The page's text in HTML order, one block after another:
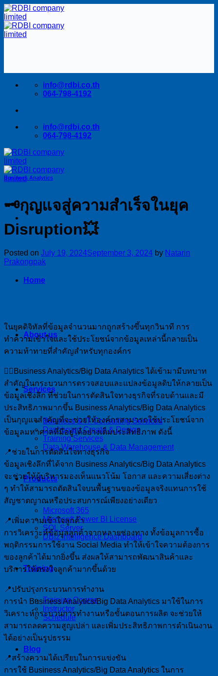
Skip
to
content
info@rdbi.co.th
064-798-4192
info@rdbi.co.th
064-798-4192
Home
About us
Services
Business & IT Consulting Services
Dashboard Create & Design
Training Services
Data Warehouse & Data Management
Products
Microsoft 365
Microsoft Power BI License
SQL Server
DBIz Intelligence Dashboard
Training
Training Course
Instructor
Schedule
Blog
Business Analytics
🗝️กุญแจสู่ความสำเร็จในยุค
Disruption💥
Posted on July 19, 2024September 3, 2024 by Natarin
Prakongpak
ในยุคดิจิทัลที่ข้อมูลจำนวนมากถูกสร้างขึ้นทุกวินาที การ
ทำความเข้าใจและใช้ประโยชน์จากข้อมูลเหล่านี้กลายเป็น
ความท้าทายที่สำคัญสำหรับทุกองค์กร
👉🏻Business Analytics/Big Data Analytics ได้เข้ามามีบทบาท
สำคัญในกระบวนการตรวจสอบและแปลงข้อมูลดิบให้กลายเป็น
ข้อมูลเชิงลึก ที่ช่วยในการตัดสินใจทางธุรกิจที่รอบด้านและมี
ประสิทธิภาพมากขึ้น Business Analytics/Big Data Analytics
เป็นกุญแจสำคัญที่จะช่วยให้องค์กรสามารถใช้ประโยชน์จาก
ข้อมูลมหาศาลที่มีอยู่ได้อย่างเต็มประสิทธิภาพ ดังนี้
📍ช่วยในการตัดสินใจทางธุรกิจ
ข้อมูลเชิงลึกที่ได้จาก Business Analytics/Big Data Analytics
จะช่วยให้ผู้บริหารมองเห็นแนวโน้ม โอกาส และความเสี่ยงต่าง
ๆ ทำให้สามารถตัดสินใจบนพื้นฐานของข้อมูลจริงแทนการใช้
สัญชาตญาณหรือประสบการณ์เพียงอย่างเดียว
📍เพิ่มความเข้าใจลูกค้า
การวิเคราะห์ข้อมูลลูกค้าจากหลายช่องทาง ทั้งข้อมูลการซื้อ
พฤติกรรมการใช้งาน Social Media ทำให้เข้าใจความต้องการ
ของลูกค้าได้มากยิ่งขึ้น ส่งผลให้สามารถพัฒนาสินค้าและ
บริการให้ตรงใจลูกค้ามากขึ้นด้วย
📍ปรับปรุงกระบวนการทำงาน
การนำ Business Analytics/Big Data Analytics มาใช้ในการ
วิเคราะห์กระบวนการทำงานหรือขั้นตอนการผลิต จะช่วยให้
สามารถลดความสูญเปล่า และเพิ่มประสิทธิภาพการดำเนินงาน
ได้อย่างเป็นรูปธรรม
📍สร้างความได้เปรียบในการแข่งขัน
การใช้ Business Analytics/Big Data Analytics ในการ